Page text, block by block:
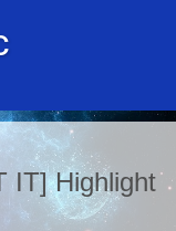
IT] Highlight